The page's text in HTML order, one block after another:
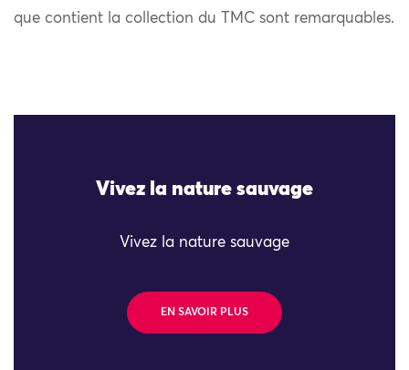
que contient la collection du TMC sont remarquables.
Vivez la nature sauvage
Vivez la nature sauvage
EN SAVOIR PLUS